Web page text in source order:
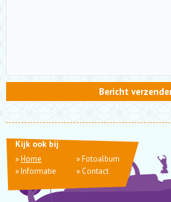
Kijk ook bij
»Home »Fotoalbum
»Informatie »Contact